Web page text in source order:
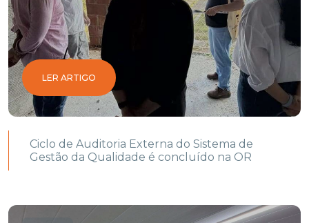
LER ARTIGO
Ciclo de Auditoria Externa do Sistema de
Gestão da Qualidade é concluído na OR